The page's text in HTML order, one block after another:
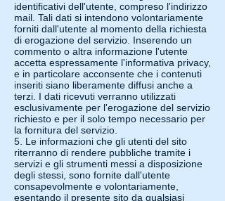
identificativi dell'utente, compreso l'indirizzo
mail. Tali dati si intendono volontariamente
forniti dall'utente al momento della richiesta
di erogazione del servizio. Inserendo un
commento o altra informazione l'utente
accetta espressamente l'informativa privacy,
e in particolare acconsente che i contenuti
inseriti siano liberamente diffusi anche a
terzi. I dati ricevuti verranno utilizzati
esclusivamente per l'erogazione del servizio
richiesto e per il solo tempo necessario per
la fornitura del servizio.
5. Le informazioni che gli utenti del sito
riterranno di rendere pubbliche tramite i
servizi e gli strumenti messi a disposizione
degli stessi, sono fornite dall'utente
consapevolmente e volontariamente,
esentando il presente sito da qualsiasi